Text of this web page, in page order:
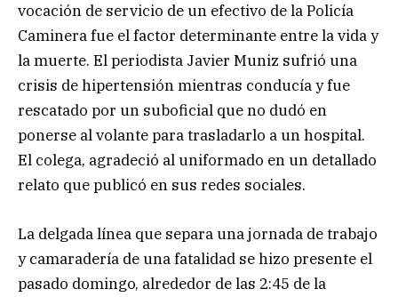
vocación de servicio de un efectivo de la Policía
Caminera fue el factor determinante entre la vida y
la muerte. El periodista Javier Muniz sufrió una
crisis de hipertensión mientras conducía y fue
rescatado por un suboficial que no dudó en
ponerse al volante para trasladarlo a un hospital.
El colega, agradeció al uniformado en un detallado
relato que publicó en sus redes sociales.
La delgada línea que separa una jornada de trabajo
y camaradería de una fatalidad se hizo presente el
pasado domingo, alrededor de las 2:45 de la